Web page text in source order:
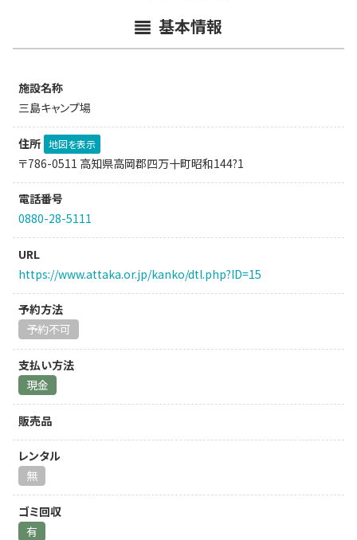
基本情報
施設名称
三島キャンプ場
住所 地図を表示
〒786-0511 高知県高岡郡四万十町昭和144?1
電話番号
0880-28-5111
URL
https://www.attaka.or.jp/kanko/dtl.php?ID=15
予約方法
予約不可
支払い方法
現金
販売品
レンタル
無
ゴミ回収
有